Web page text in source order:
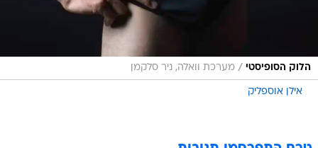
הלוק הסופיסטי / מערכת וואלה, ניר סלקמן
אילן אוספליק